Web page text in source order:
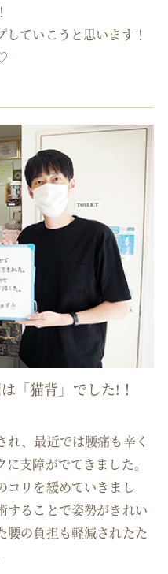
ていこうと思います！
「猫背」でした!！
、最近では腰痛も辛く
支障がでてきました。
コリを緩めていきまし
することで姿勢がきれい
腰の負担も軽減されたた